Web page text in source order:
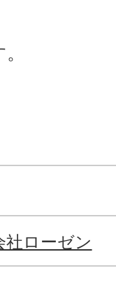
社ローゼン